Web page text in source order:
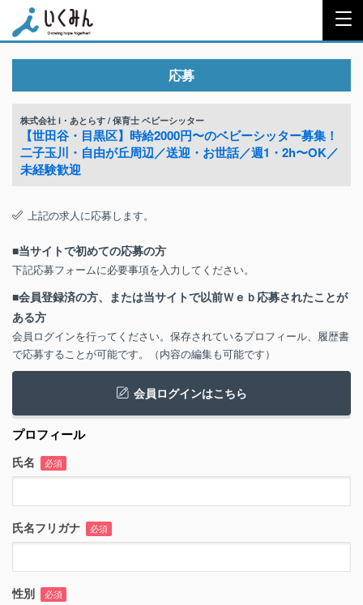
応募
株式会社 i・あとらす / 保育士 ベビーシッター
【世田谷・目黒区】時給2000円〜のベビーシッター募集！
二子玉川・自由が丘周辺／送迎・お世話／週1・2h〜OK／
未経験歓迎
上記の求人に応募します。
■当サイトで初めての応募の方
下記応募フォームに必要事項を入力してください。
■会員登録済の方、または当サイトで以前Ｗｅｂ応募されたことが
ある方
会員ログインを行ってください。保存されているプロフィール、履歴書
で応募することが可能です。（内容の編集も可能です）
会員ログインはこちら
プロフィール
氏名 必須
氏名フリガナ 必須
性別 必須